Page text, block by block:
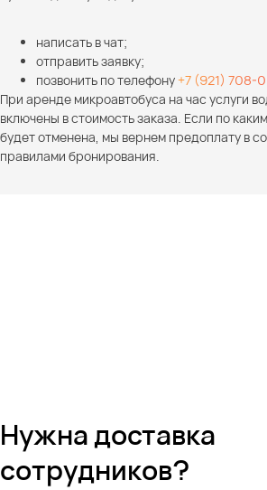
написать в чат;
отправить заявку;
позвонить по телефону+7 (921) 708-
При аренде микроавтобуса на час услуги
включены в стоимость заказа. Если по
будет отменена, мы вернем предоплату в
правилами бронирования.
Нужна доставка
сотрудников?